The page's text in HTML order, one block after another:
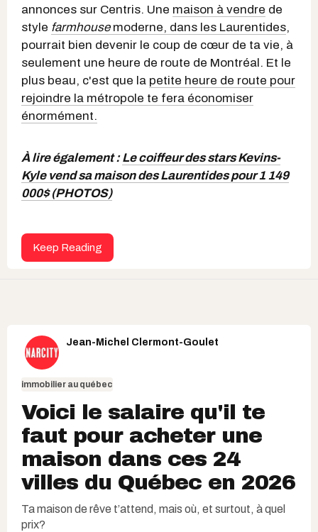
annonces sur Centris. Une maison à vendre de
style farmhousemoderne, dans les Laurentides,
pourrait bien devenir le coup de cœur de ta vie, à
seulement une heure de route de Montréal. Et le
plus beau, c'est que la petite heure de route pour
rejoindre la métropole te fera économiser
énormément.
À lire également :Le coiffeur des stars Kevins-
Kyle vend sa maison des Laurentides pour 1 149
000$ (PHOTOS)
Keep Reading
Jean-Michel Clermont-Goulet
immobilier au québec
Voici le salaire qu'il te
faut pour acheter une
maison dans ces 24
villes du Québec en 2026
Ta maison de rêve t’attend, mais où, et surtout, à quel
prix?